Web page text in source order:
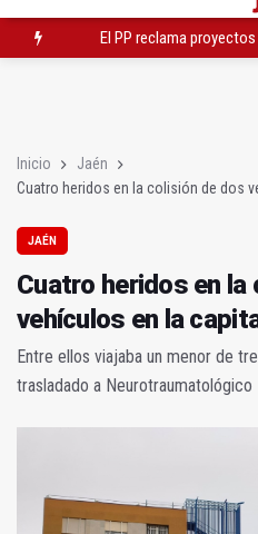
El PP reclama
Inicio
Jaén
Cuatro heridos en la colisión de dos
JAÉN
Cuatro heridos en
vehículos en la
Entre ellos viajaba un menor de
trasladado a Neurotraumatológico